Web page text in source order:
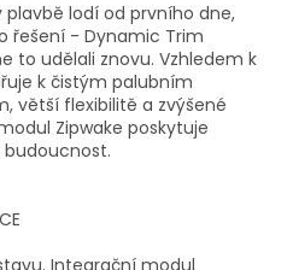
plavbě lodí od prvního dne,
řešení - Dynamic Trim
to udělali znovu. Vzhledem k
k čistým palubním
větší flexibilitě a zvýšené
Zipwake poskytuje